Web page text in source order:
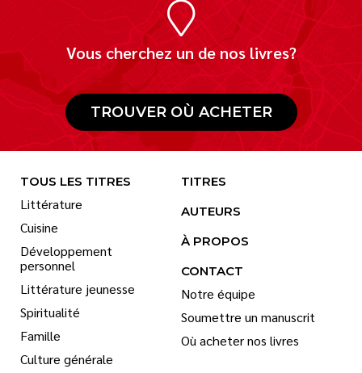
Vous cherchez un de nos livres?
TROUVER OÙ ACHETER
TOUS LES TITRES
Littérature
Cuisine
Développement
personnel
Littérature jeunesse
Spiritualité
Famille
Culture générale
TITRES
AUTEURS
À PROPOS
CONTACT
Notre équipe
Soumettre un manuscrit
Où acheter nos livres